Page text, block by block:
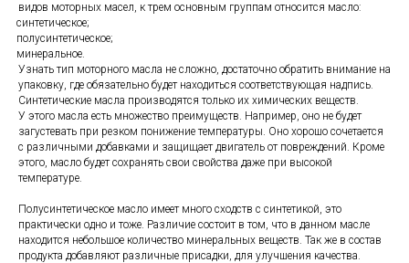
видов моторных масел, к трем основным группам относится масло:
синтетическое;
полусинтетическое;
минеральное.
Узнать тип моторного масла не сложно, достаточно обратить внимание на
упаковку, где обязательно будет находиться соответствующая надпись.
Синтетические масла производятся только их химических веществ.
У этого масла есть множество преимуществ. Например, оно не будет
загустевать при резком понижение температуры. Оно хорошо сочетается
с различными добавками и защищает двигатель от повреждений. Кроме
этого, масло будет сохранять свои свойства даже при высокой
температуре.
Полусинтетическое масло имеет много сходств с синтетикой, это
практически одно и тоже. Различие состоит в том, что в данном масле
находится небольшое количество минеральных веществ. Так же в состав
продукта добавляют различные присадки, для улучшения качества.